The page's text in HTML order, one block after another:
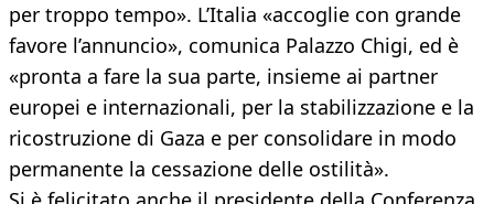
per troppo tempo». L’Italia «accoglie con grande
favore l’annuncio», comunica Palazzo Chigi, ed è
«pronta a fare la sua parte, insieme ai partner
europei e internazionali, per la stabilizzazione e la
ricostruzione di Gaza e per consolidare in modo
permanente la cessazione delle ostilità».